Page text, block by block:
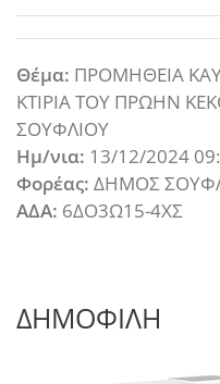
Θέμα: ΠΡΟΜΗΘΕΙΑ
ΚΤΙΡΙΑ ΤΟΥ ΠΡΩΗΝ
ΣΟΥΦΛΙΟΥ
Ημ/νια: 13/12/2024
Φορέας: ΔΗΜΟΣ
ΑΔΑ: 6ΔΟ3Ω15-4ΧΣ
ΔΗΜΟΦΙΛΗ